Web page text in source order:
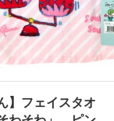
】フェイスタオ